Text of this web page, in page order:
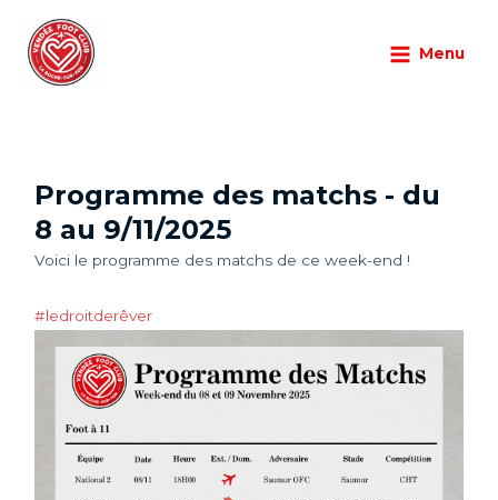
contenu
Menu
Menu
Matchs/
Programme des matchs - du
8 au 9/11/2025
Voici le programme des matchs de ce week-end !
#ledroitderêver